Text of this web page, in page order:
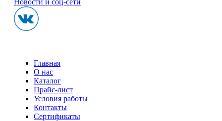
Главная
О нас
Каталог
Прайс-лист
Условия работы
Контакты
Сертификаты